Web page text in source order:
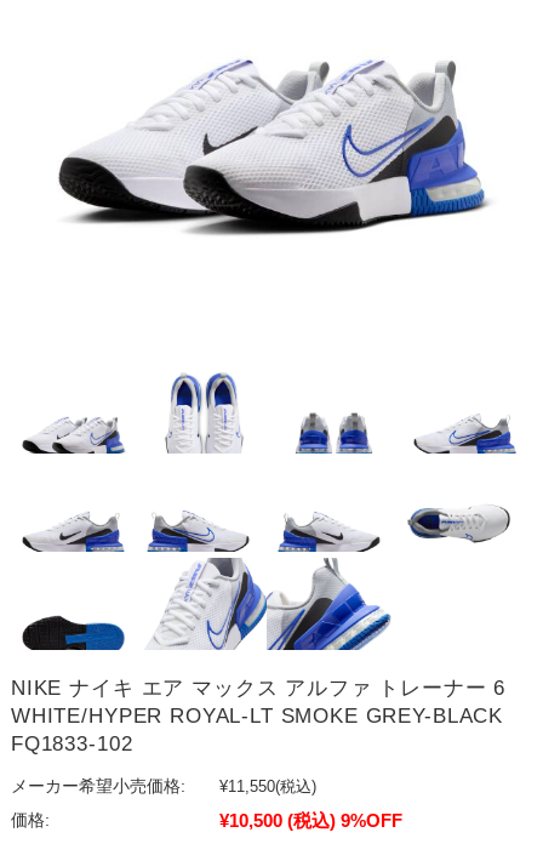
NIKE ナイキ エア マックス アルファ トレーナー 6
WHITE/HYPER ROYAL-LT SMOKE GREY-BLACK
FQ1833-102
メーカー希望小売価格: ¥11,550(税込)
価格:
¥10,500 (税込) 9%OFF